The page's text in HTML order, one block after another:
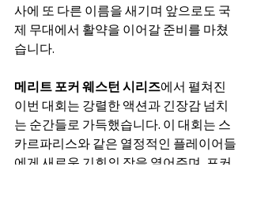
사에 또 다른 이름을 새기며 앞으로도 국
제 무대에서 활약을 이어갈 준비를 마쳤
습니다.
메리트 포커 웨스턴 시리즈에서 펼쳐진
이번 대회는 강렬한 액션과 긴장감 넘치
는 순간들로 가득했습니다. 이 대회는 스
카르파리스와 같은 열정적인 플레이어들
에게 새로운 기회의 장을 열어주며, 포커